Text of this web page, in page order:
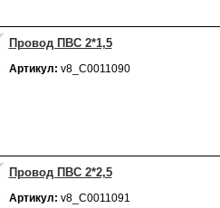
Провод ПВС 2*1,5
Артикул: v8_С0011090
Провод ПВС 2*2,5
Артикул: v8_С0011091